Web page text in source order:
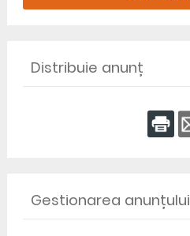
Distribuie anunț
Gestionarea anunțului